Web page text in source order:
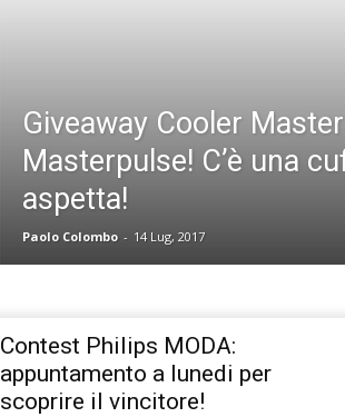
Giveaway Cooler Master
Masterpulse! C’è una
aspetta!
Paolo Colombo - 14 Lug, 2017
Contest Philips MODA:
appuntamento a lunedi per
scoprire il vincitore!